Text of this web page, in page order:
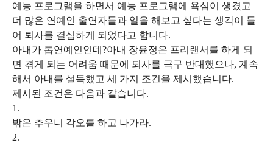
예능 프로그램을 하면서 예능 프로그램에 욕심이 생겼고
더 많은 연예인 출연자들과 일을 해보고 싶다는 생각이 들
어 퇴사를 결심하게 되었다고 합니다.
아내가 톱연예인인데?아내 장윤정은 프리랜서를 하게 되
면 겪게 되는 어려움 때문에 퇴사를 극구 반대했으나, 계속
해서 아내를 설득했고 세 가지 조건을 제시했습니다.
제시된 조건은 다음과 같습니다.
1.
밖은 추우니 각오를 하고 나가라.
2.